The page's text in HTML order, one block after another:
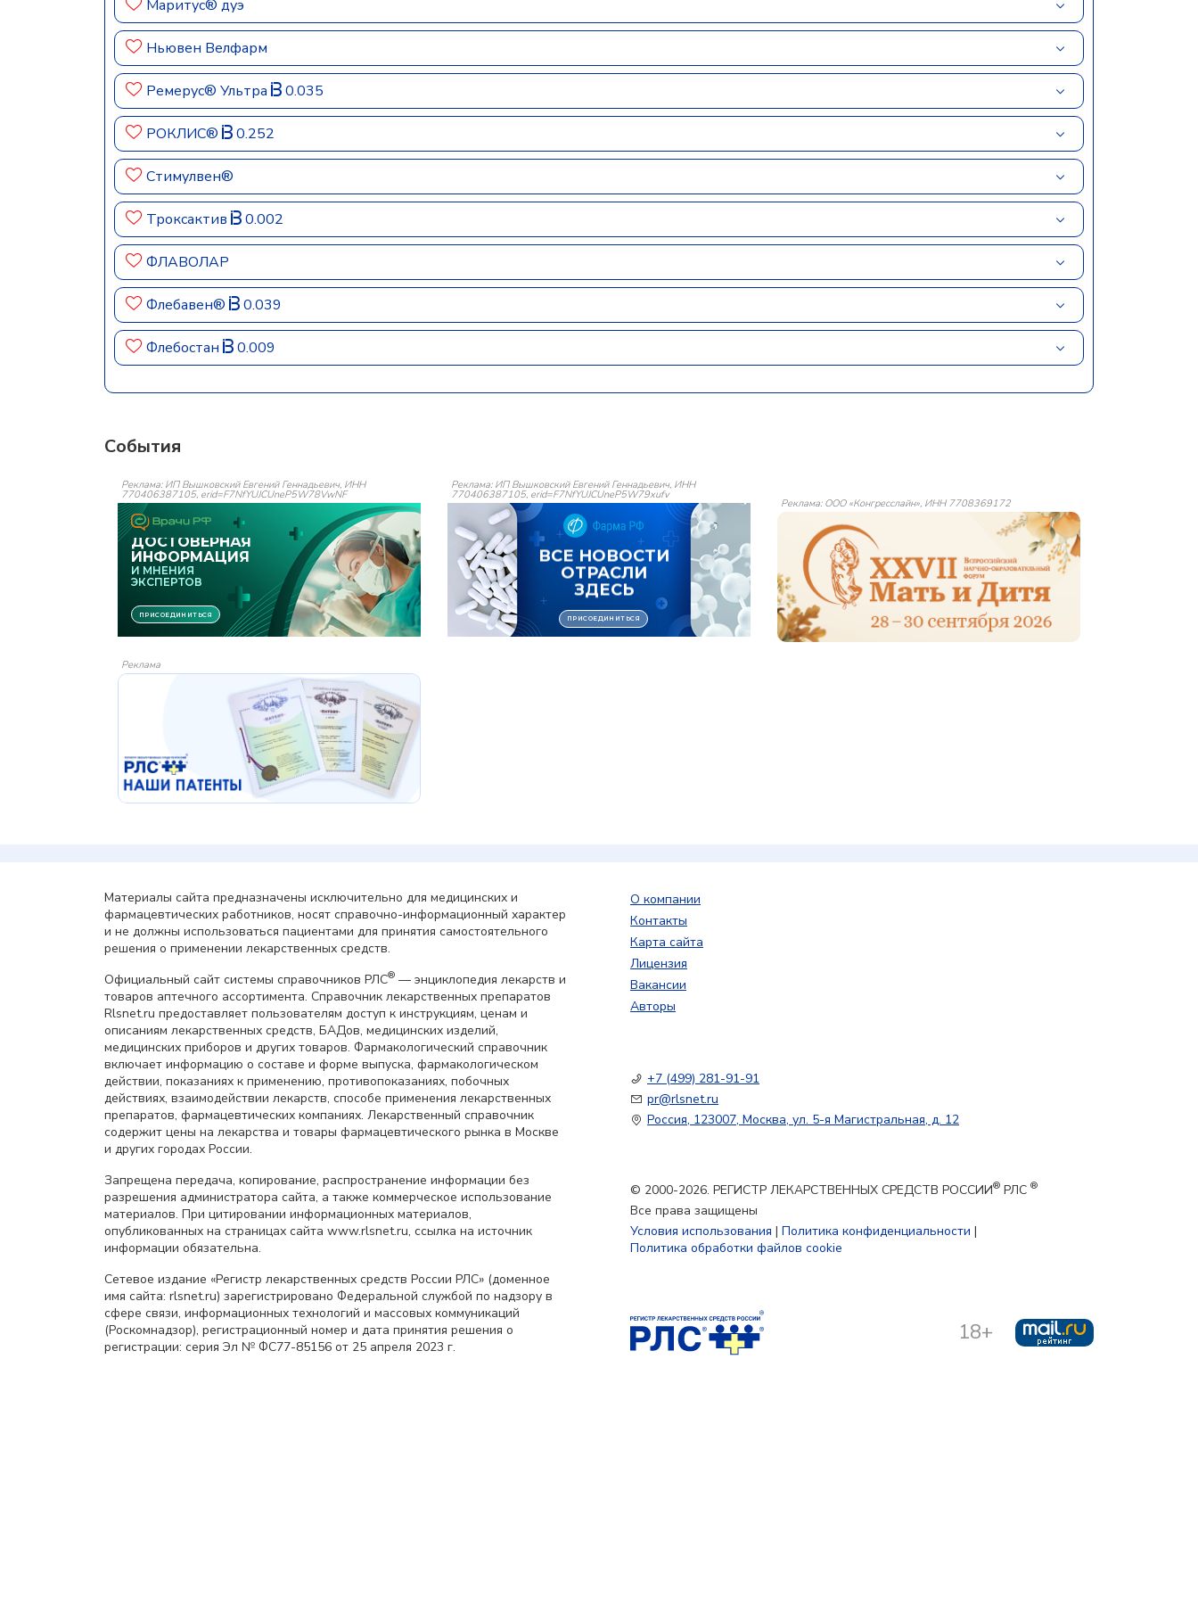
Маритус® дуэ
Ньювен Велфарм
Ремерус® Ультра 0.035
РОКЛИС® 0.252
Стимулвен®
Троксактив 0.002
ФЛАВОЛАР
Флебавен® 0.039
Флебостан 0.009
События
Реклама: ИП Вышковский Евгений Геннадьевич, ИНН
770406387105, erid=F7NfYUJCUneP5W78VwNF
Реклама: ИП Вышковский Евгений Геннадьевич, ИНН
770406387105, erid=F7NfYUJCUneP5W79xufv
Реклама: ООО «Конгресслайн», ИНН 7708369172
Реклама
Материалы сайта предназначены исключительно для медицинских и
фармацевтических работников, носят справочно-информационный характер
и не должны использоваться пациентами для принятия самостоятельного
решения о применении лекарственных средств.
Официальный сайт системы справочников РЛС® — энциклопедия лекарств и
товаров аптечного ассортимента. Справочник лекарственных препаратов
Rlsnet.ru предоставляет пользователям доступ к инструкциям, ценам и
описаниям лекарственных средств, БАДов, медицинских изделий,
медицинских приборов и других товаров. Фармакологический справочник
включает информацию о составе и форме выпуска, фармакологическом
действии, показаниях к применению, противопоказаниях, побочных
действиях, взаимодействии лекарств, способе применения лекарственных
препаратов, фармацевтических компаниях. Лекарственный справочник
содержит цены на лекарства и товары фармацевтического рынка в Москве
и других городах России.
Запрещена передача, копирование, распространение информации без
разрешения администратора сайта, а также коммерческое использование
материалов. При цитировании информационных материалов,
опубликованных на страницах сайта www.rlsnet.ru, ссылка на источник
информации обязательна.
Сетевое издание «Регистр лекарственных средств России РЛС» (доменное
имя сайта: rlsnet.ru) зарегистрировано Федеральной службой по надзору в
сфере связи, информационных технологий и массовых коммуникаций
(Роскомнадзор), регистрационный номер и дата принятия решения о
регистрации: серия Эл № ФС77-85156 от 25 апреля 2023 г.
О компании
Контакты
Карта сайта
Лицензия
Вакансии
Авторы
+7 (499) 281-91-91
pr@rlsnet.ru
Россия, 123007, Москва, ул. 5-я Магистральная, д. 12
© 2000-2026. РЕГИСТР ЛЕКАРСТВЕННЫХ СРЕДСТВ РОССИИ® РЛС ®
Все права защищены
Условия использования | Политика конфиденциальности |
Политика обработки файлов cookie
18+